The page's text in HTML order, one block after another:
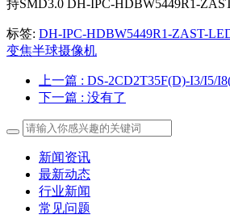
持SMD3.0 DH-IPC-HDBW5449R1-
标签: DH-IPC-HDBW5449R1-ZAST-
变焦半球摄像机
上一篇 : DS-2CD2T35F(D)-I3/I5/
下一篇 : 没有了
新闻资讯
最新动态
行业新闻
常见问题